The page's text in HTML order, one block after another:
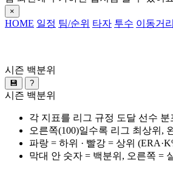
×
HOME 일정 팀/순위 타자 투수 이동거리
시즌 백분위
💾 ?
시즌 백분위
각 지표를 리그 규정 도달 선수 분
오른쪽(100)일수록 리그 최상위,
파랑 = 하위 · 빨강 = 상위
막대 안 숫자 = 백분위, 오른쪽 =